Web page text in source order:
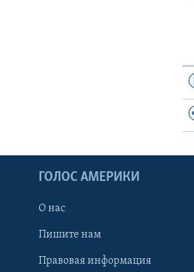
ГОЛОС АМЕРИКИ
О нас
Пишите нам
Правовая информация